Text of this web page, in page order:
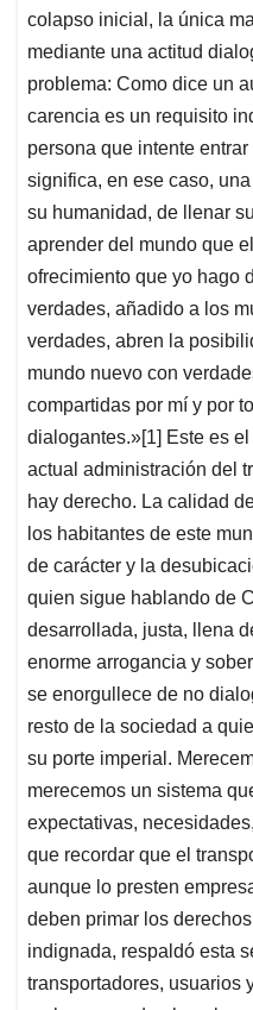
colapso inicial, la única
mediante una actitud
problema: Como dice un
carencia es un requisito
persona que intente
significa, en ese caso,
su humanidad, de llenar
aprender del mundo que
ofrecimiento que yo hago
verdades, añadido a los
verdades, abren la
mundo nuevo con
compartidas por mí y por
dialogantes.»[1] Este es
actual administración del
hay derecho. La calidad
los habitantes de este
de carácter y la
quien sigue hablando de
desarrollada, justa, llena
enorme arrogancia y
se enorgullece de no
resto de la sociedad a
su porte imperial.
merecemos un sistema
expectativas,
que recordar que el
aunque lo presten
deben primar los
indignada, respaldó esta
transportadores, usuarios